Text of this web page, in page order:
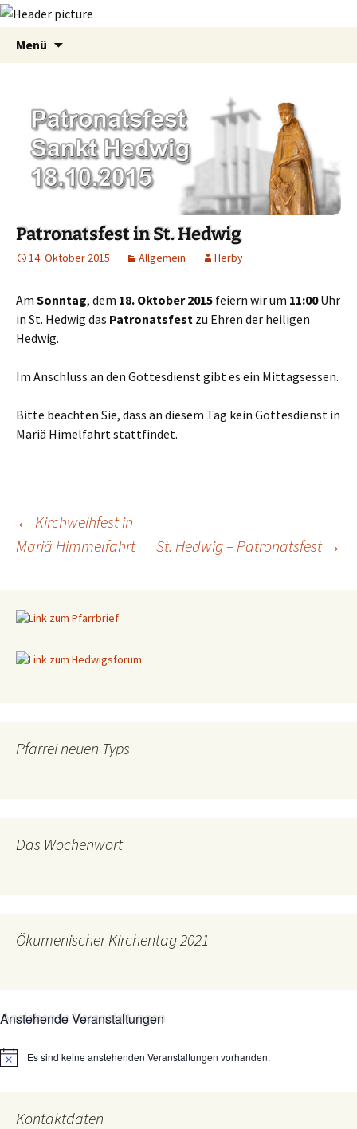
Menü
Patronatsfest in St. Hedwig
14. Oktober 2015 Allgemein Herby
Am Sonntag, dem 18. Oktober 2015 feiern wir um 11:00Uhr
in St. Hedwig das Patronatsfest zu Ehren der heiligen
Hedwig.
Im Anschluss an den Gottesdienst gibt es ein Mittagsessen.
Bitte beachten Sie, dass an diesem Tag kein Gottesdienst in
Mariä Himelfahrt stattfindet.
Beitragsnavigation
← Kirchweihfest in
Mariä Himmelfahrt
St. Hedwig – Patronatsfest →
Pfarrei neuen Typs
Das Wochenwort
Ökumenischer Kirchentag 2021
Anstehende Veranstaltungen
HinweisEs sind keine anstehenden Veranstaltungen vorhanden.
Kontaktdaten